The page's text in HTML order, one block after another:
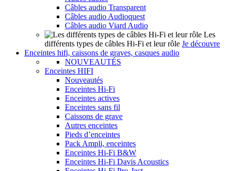
Câbles audio Transparent
Câbles audio Audioquest
Câbles audio Viard Audio
Les
différents types de câbles Hi-Fi et leur rôle Je découvre
Enceintes hifi, caissons de graves, casques audio
NOUVEAUTÉS
Enceintes HIFI
Nouveautés
Enceintes Hi-Fi
Enceintes actives
Enceintes sans fil
Caissons de grave
Autres enceintes
Pieds d’enceintes
Pack Ampli, enceintes
Enceintes Hi-Fi B&W
Enceintes Hi-Fi Davis Acoustics